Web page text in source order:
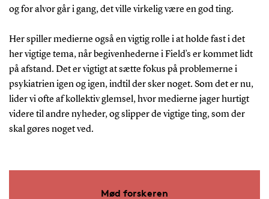
og for alvor går i gang, det ville virkelig være en god ting.
Her spiller medierne også en vigtig rolle i at holde fast i det
her vigtige tema, når begivenhederne i Field’s er kommet lidt
på afstand. Det er vigtigt at sætte fokus på problemerne i
psykiatrien igen og igen, indtil der sker noget. Som det er nu,
lider vi ofte af kollektiv glemsel, hvor medierne jager hurtigt
videre til andre nyheder, og slipper de vigtige ting, som der
skal gøres noget ved.
Mød forskeren